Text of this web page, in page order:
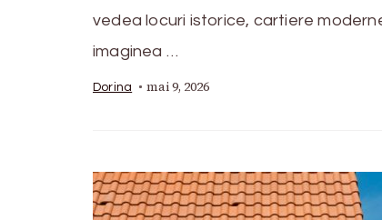
vedea locuri istorice, cartiere
imaginea …
Dorina mai 9, 2026